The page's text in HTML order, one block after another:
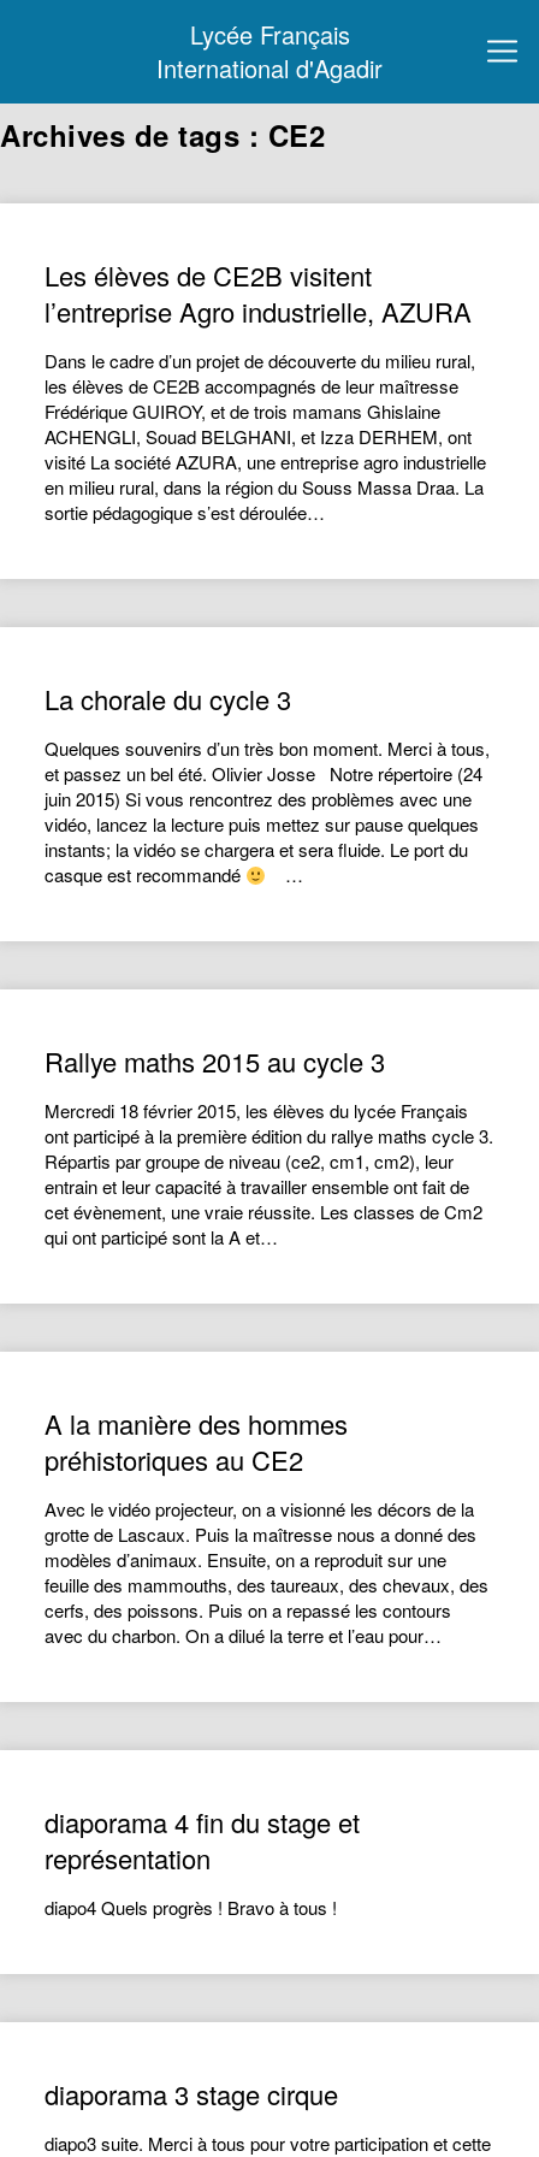
Lycée Français
International d'Agadir
Archives de tags : CE2
Les élèves de CE2B visitent
l’entreprise Agro industrielle, AZURA
Dans le cadre d’un projet de découverte du milieu rural,
les élèves de CE2B accompagnés de leur maîtresse
Frédérique GUIROY, et de trois mamans Ghislaine
ACHENGLI, Souad BELGHANI, et Izza DERHEM, ont
visité La société AZURA, une entreprise agro industrielle
en milieu rural, dans la région du Souss Massa Draa. La
sortie pédagogique s’est déroulée…
La chorale du cycle 3
Quelques souvenirs d’un très bon moment. Merci à tous,
et passez un bel été. Olivier Josse Notre répertoire (24
juin 2015) Si vous rencontrez des problèmes avec une
vidéo, lancez la lecture puis mettez sur pause quelques
instants; la vidéo se chargera et sera fluide. Le port du
casque est recommandé
…
Rallye maths 2015 au cycle 3
Mercredi 18 février 2015, les élèves du lycée Français
ont participé à la première édition du rallye maths cycle 3.
Répartis par groupe de niveau (ce2, cm1, cm2), leur
entrain et leur capacité à travailler ensemble ont fait de
cet évènement, une vraie réussite. Les classes de Cm2
qui ont participé sont la A et…
A la manière des hommes
préhistoriques au CE2
Avec le vidéo projecteur, on a visionné les décors de la
grotte de Lascaux. Puis la maîtresse nous a donné des
modèles d’animaux. Ensuite, on a reproduit sur une
feuille des mammouths, des taureaux, des chevaux, des
cerfs, des poissons. Puis on a repassé les contours
avec du charbon. On a dilué la terre et l’eau pour…
diaporama 4 fin du stage et
représentation
diapo4 Quels progrès ! Bravo à tous !
diaporama 3 stage cirque
diapo3 suite. Merci à tous pour votre participation et cette